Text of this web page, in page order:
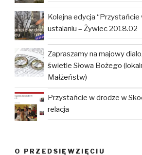
Kolejna edycja “Przystańcie
ustalaniu – Żywiec 2018.02
Zapraszamy na majowy
świetle Słowa Bożego
Małżeństw)
Przystańcie w drodze w
relacja
O PRZEDSIĘWZIĘCIU